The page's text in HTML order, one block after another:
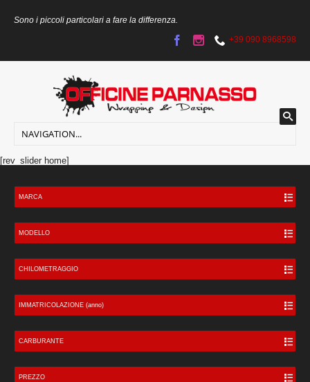
Sono i piccoli particolari a fare la differenza.
+39 090 8968598
[rev_slider home]
MARCA
MODELLO
CHILOMETRAGGIO
IMMATRICOLAZIONE (anno)
CARBURANTE
PREZZO